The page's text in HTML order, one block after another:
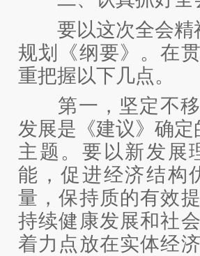
要以这次全会精
规划《纲要》。在
重把握以下几点。
第一，坚定不移
发展是《建议》确
主题。要以新发展
能，促进经济结构
量，保持质的有效
持续健康发展和社
着力点放在实体经